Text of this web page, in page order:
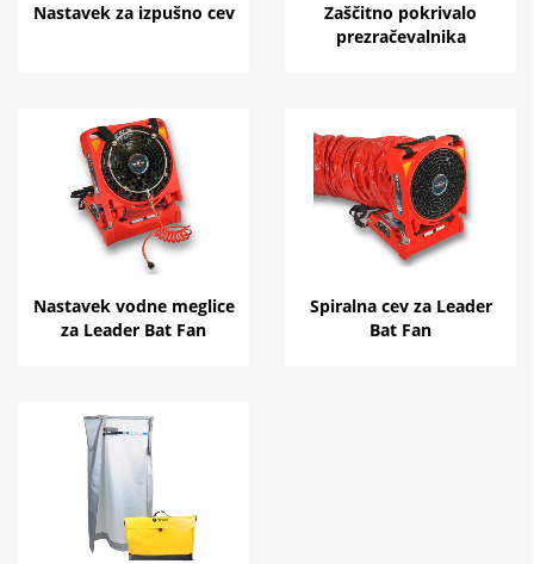
Nastavek za izpušno cev
Zaščitno pokrivalo
prezračevalnika
Nastavek vodne meglice
za Leader Bat Fan
Spiralna cev za Leader
Bat Fan